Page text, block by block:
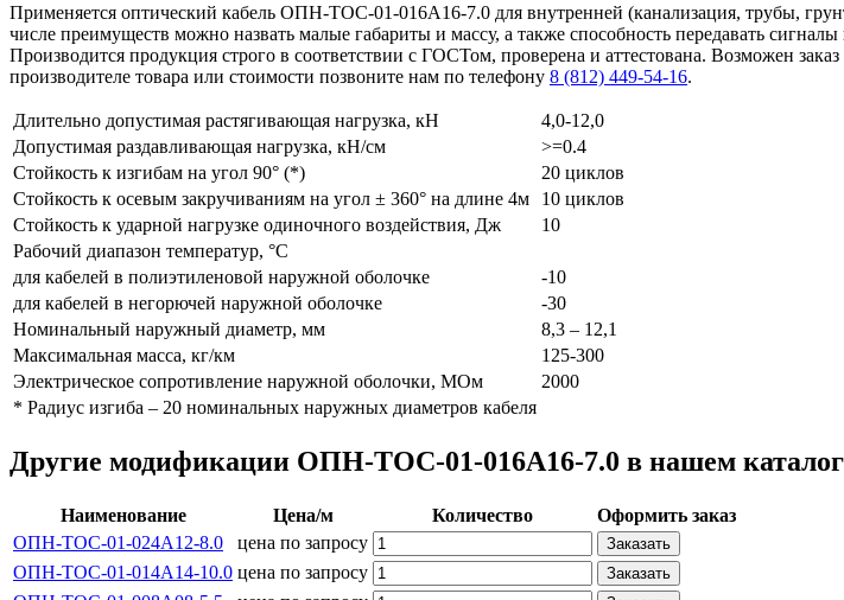
Применяется оптический кабель ОПН-ТОС-01-016А16-7.0 для внутренней (канализация, трубы,
числе преимуществ можно назвать малые габариты и массу, а также способность передавать
Производится продукция строго в соответствии с ГОСТом, проверена и аттестована. Возможен
производителе товара или стоимости позвоните нам по телефону 8 (812) 449-54-16.
Длительно допустимая растягивающая нагрузка, кН
4,0-12,0
Допустимая раздавливающая нагрузка, кН/см
>=0.4
Стойкость к изгибам на угол 90° (*)
20 циклов
Стойкость к осевым закручиваниям на угол ± 360° на длине 4м
10 циклов
Стойкость к ударной нагрузке одиночного воздействия, Дж
10
Рабочий диапазон температур, °С
для кабелей в полиэтиленовой наружной оболочке
-10
для кабелей в негорючей наружной оболочке
-30
Номинальный наружный диаметр, мм
8,3 – 12,1
Максимальная масса, кг/км
125-300
Электрическое сопротивление наружной оболочки, МОм
2000
* Радиус изгиба – 20 номинальных наружных диаметров кабеля
Другие модификации ОПН-ТОС-01-016А16-7.0 в нашем
Наименование Цена/м Количество
Оформить заказ
ОПН-ТОС-01-024А12-8.0
цена по запросу Заказать
ОПН-ТОС-01-014А14-10.0 цена по запросу Заказать